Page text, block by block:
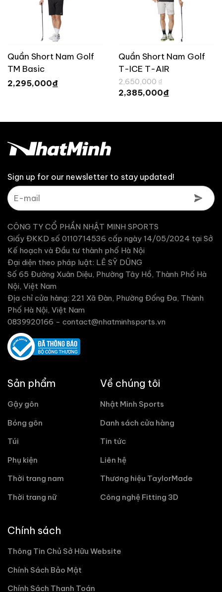
Quần Short Nam Golf
TM Basic
TAYLORMADE UN653
2,295,000₫
Quần Short Nam Golf
T-ICE T-AIR
TAYLORMADE UN651
2,650,000 ₫
gốc
là:
2,385,000₫
2,385,000 ₫.
Sign up for our newsletter to stay updated!
CÔNG TY CỔ PHẦN NHẬT MINH SPORTS
Giấy ĐKKD số 0110714536 cấp ngày 14/05/2024 tại Sở
Kế hoạch và Đầu tư thành phố Hà Nội
Đại diện theo pháp luật: LÊ SỸ DŨNG
Số 65 Đường Xuân Diệu, Phường Tây Hồ, Thành Phố Hà
Nội, Việt Nam
Địa chỉ cửa hàng: 221 Xã Đàn, Phường Đống Đa, Thành
Phố Hà Nội, Việt Nam
0839920166 - contact@nhatminhsports.vn
Sản phẩm
Gậy gôn
Bóng gôn
Túi
Phụ kiện
Thời trang nam
Thời trang nữ
Về chúng tôi
Nhật Minh Sports
Danh sách cửa hàng
Tin tức
Liên hệ
Thương hiệu TaylorMade
Công nghệ Fitting 3D
Chính sách
Thông Tin Chủ Sở Hữu Website
Chính Sách Bảo Mật
Chính Sách Thanh Toán